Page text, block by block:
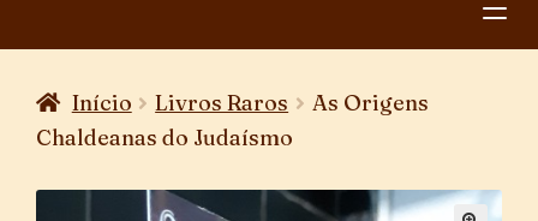
CATEGORIAS
Início Livros Raros
As Origens
Chaldeanas do Judaísmo